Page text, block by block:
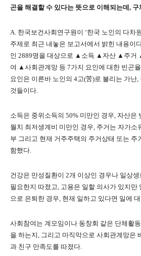
곤을 해결할 수 있다는 뜻으로 이해되는데 , 구
A. 한국보건사회연구원이 ‘한국 노인의 다차
주제로 최근 내놓은 보고서에서 밝힌 내용이
인 2889명을 대상으로 ▲소득 ▲자산 ▲주
여 ▲사회관계망 등 7가지 요인에 대한 빈곤
요인은 이른바 노인의 4고(苦)로 불리는 가난,
것들이다.
소득은 중위소득의 50% 미만인 경우, 자산은
월치 최저생계비 미만인 경우, 주거는 자가소
부 그리고 현재 거주주택의 주거상태 또는 주
함했다.
건강은 만성질환이 2개 이상인 경우나 일상
필요한지 따졌고, 고용은 일할 의사가 있지만
으로 은퇴한 경우, 현재 일하고 있다면 일에
사회참여는 계모임이나 동창회 같은 단체활
을 하는지, 그리고 마직막으로 사회관계망은
과 친구 만족도를 따졌다.